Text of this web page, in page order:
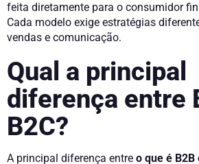
feita diretamente para o consumidor
Cada modelo exige estratégias
vendas e comunicação.
Qual a principal
diferença entre
B2C?
A principal diferença entre o que é B2B